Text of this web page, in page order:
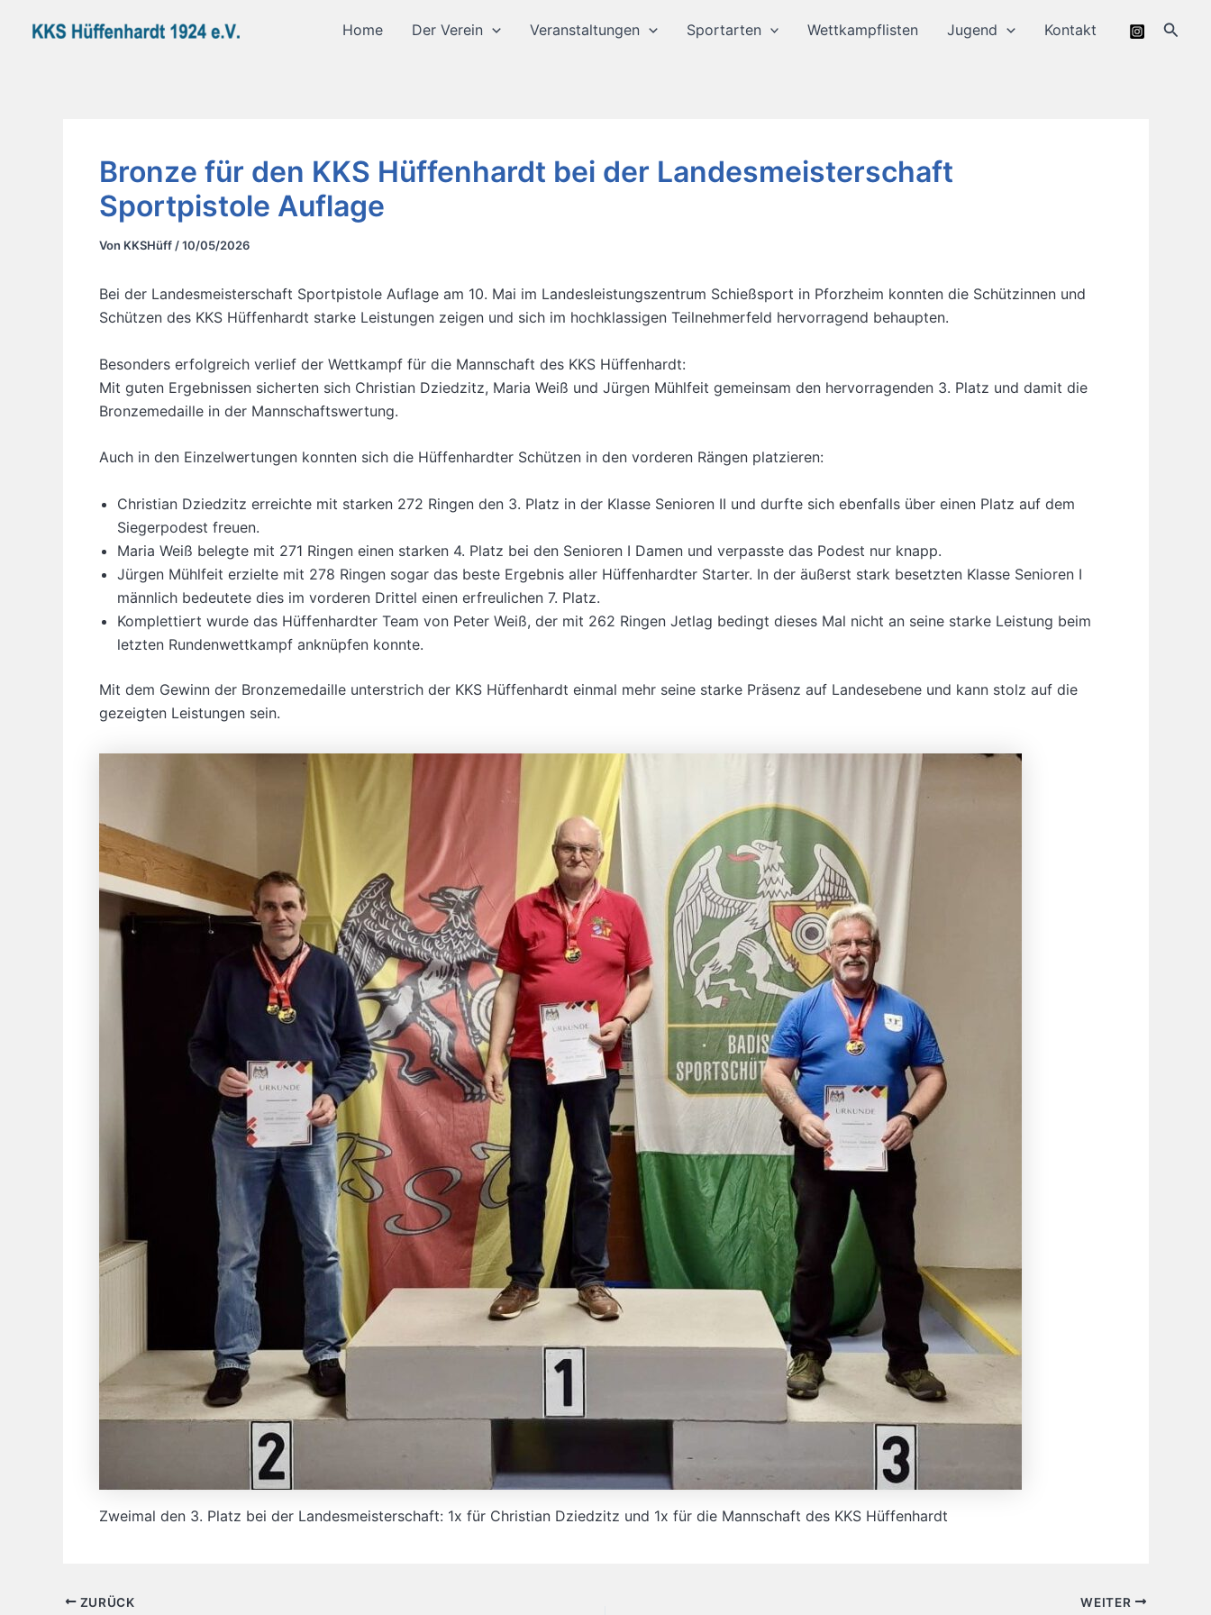
Inhalt
Home Der Verein Veranstaltungen Sportarten Wettkampflisten Jugend Kontakt
Bronze für den KKS Hüffenhardt bei der Landesmeisterschaft
Sportpistole Auflage
Von KKSHüff /10/05/2026
Bei der Landesmeisterschaft Sportpistole Auflage am 10. Mai im Landesleistungszentrum Schießsport in Pforzheim konnten die Schützinnen und
Schützen des KKS Hüffenhardt starke Leistungen zeigen und sich im hochklassigen Teilnehmerfeld hervorragend behaupten.
Besonders erfolgreich verlief der Wettkampf für die Mannschaft des KKS Hüffenhardt:
Mit guten Ergebnissen sicherten sich Christian Dziedzitz, Maria Weiß und Jürgen Mühlfeit gemeinsam den hervorragenden 3. Platz und damit die
Bronzemedaille in der Mannschaftswertung.
Auch in den Einzelwertungen konnten sich die Hüffenhardter Schützen in den vorderen Rängen platzieren:
Christian Dziedzitz erreichte mit starken 272 Ringen den 3. Platz in der Klasse Senioren II und durfte sich ebenfalls über einen Platz auf dem
Siegerpodest freuen.
Maria Weiß belegte mit 271 Ringen einen starken 4. Platz bei den Senioren I Damen und verpasste das Podest nur knapp.
Jürgen Mühlfeit erzielte mit 278 Ringen sogar das beste Ergebnis aller Hüffenhardter Starter. In der äußerst stark besetzten Klasse Senioren I
männlich bedeutete dies im vorderen Drittel einen erfreulichen 7. Platz.
Komplettiert wurde das Hüffenhardter Team von Peter Weiß, der mit 262 Ringen Jetlag bedingt dieses Mal nicht an seine starke Leistung beim
letzten Rundenwettkampf anknüpfen konnte.
Mit dem Gewinn der Bronzemedaille unterstrich der KKS Hüffenhardt einmal mehr seine starke Präsenz auf Landesebene und kann stolz auf die
gezeigten Leistungen sein.
Zweimal den 3. Platz bei der Landesmeisterschaft: 1x für Christian Dziedzitz und 1x für die Mannschaft des KKS Hüffenhardt
ZURÜCK WEITER